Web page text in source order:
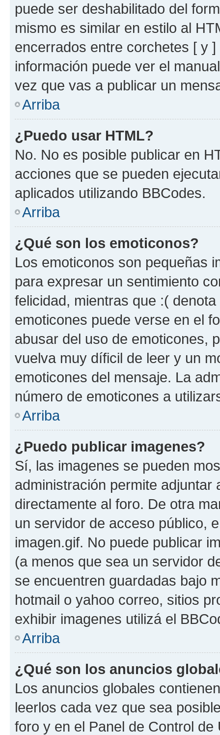
puede ser deshabilitado del
mismo es similar en estilo al
encerrados entre corchetes [ y
información puede ver el
vez que vas a publicar un
Arriba
¿Puedo usar HTML?
No. No es posible publicar en
acciones que se pueden
aplicados utilizando BBCodes.
Arriba
¿Qué son los emoticonos?
Los emoticonos son pequeñas
para expresar un sentimiento
felicidad, mientras que :(
emoticones puede verse en el
abusar del uso de emoticones,
vuelva muy díficil de leer y un
emoticones del mensaje. La
número de emoticones a
Arriba
¿Puedo publicar imagenes?
Sí, las imagenes se pueden
administración permite
directamente al foro. De otra
un servidor de acceso público,
imagen.gif. No puede publicar
(a menos que sea un servidor
se encuentren guardadas bajo
hotmail o yahoo correo, sitios
exhibir imagenes utilizá el
Arriba
¿Qué son los anuncios
Los anuncios globales
leerlos cada vez que sea
foro y en el Panel de Control